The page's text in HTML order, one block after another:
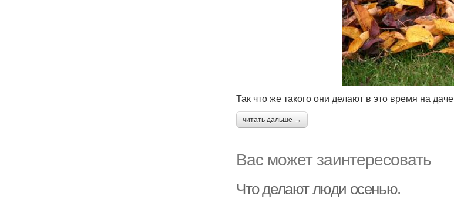
Так что же такого они делают в это время на
читать дальше →
Вас может заинтересовать
Что делают люди осенью.